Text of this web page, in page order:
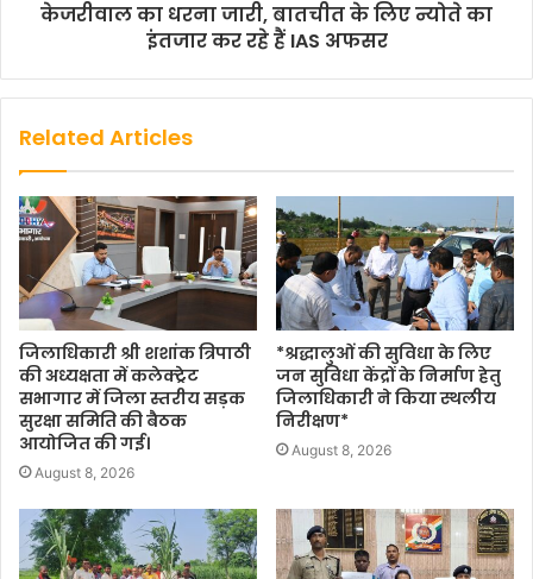
केजरीवाल का धरना जारी, बातचीत के लिए न्योते का
इंतजार कर रहे हैं IAS अफसर
Related Articles
जिलाधिकारी श्री शशांक त्रिपाठी
की अध्यक्षता में कलेक्ट्रेट
सभागार में जिला स्तरीय सड़क
सुरक्षा समिति की बैठक
आयोजित की गई।
August 8, 2026
*श्रद्धालुओं की सुविधा के लिए
जन सुविधा केंद्रों के निर्माण हेतु
जिलाधिकारी ने किया स्थलीय
निरीक्षण*
August 8, 2026